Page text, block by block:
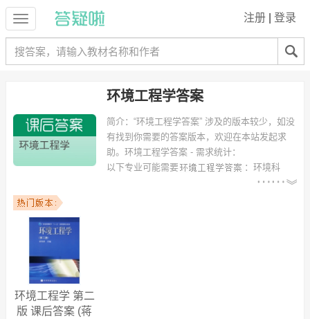
注册 登录
环境工程学答案
简介： “环境工程学答案” 涉及的版本较少，如没
有找到你需要的答案版本，欢迎在本站发起求
助。 环境工程学答案 - 需求统计：
以下专业可能需要
：环境科
学、环境工程、给排水工程、自动控制、shuiziyuaj、生物工程、化学物
理交叉班、xinxiguanli、能源与环境系统工程、电子信息科学与技术 等
专业。
以下学校的同学下载过
技大学、湖北大学、兰州城市学院、永川文理学院、玉溪师范学院、安
徽师范大学、中南林学院、华中师范大学 等。
环境工程学 第二
版 课后答案 (蒋